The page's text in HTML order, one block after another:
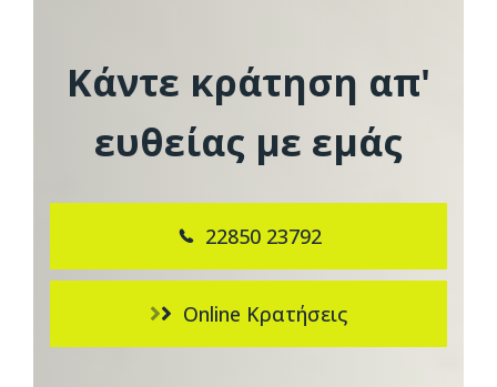
Κάντε κράτηση απ'
ευθείας με εμάς
22850 23792
Online Κρατήσεις